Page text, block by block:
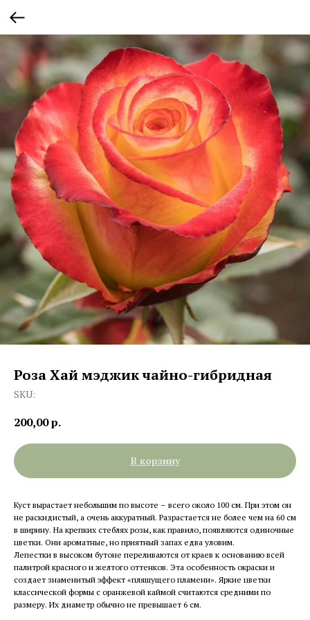
Роза Хай мэджик чайно-гибридная
SKU:
200,00р.
В корзину
Куст вырастает небольшим по высоте – всего около 100 см. При этом он
не раскидистый, а очень аккуратный. Разрастается не более чем на 60 см
в ширину. На крепких стеблях розы, как правило, появляются одиночные
цветки. Они ароматные, но приятный запах едва уловим.
Лепестки в высоком бутоне переливаются от краев к основанию всей
палитрой красного и желтого оттенков. Эта особенность окраски и
создает знаменитый эффект «пляшущего пламени». Яркие цветки
классической формы с оранжевой каймой считаются средними по
размеру. Их диаметр обычно не превышает 6 см.